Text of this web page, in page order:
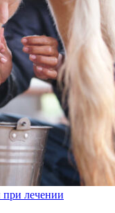
при лечении